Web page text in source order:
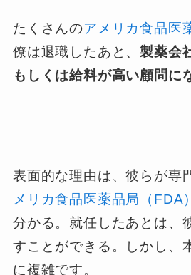
たくさんのアメリカ食品医
僚は退職したあと、製薬会
もしくは給料が高い顧問に
表面的な理由は、彼らが専
メリカ食品医薬品局（FDA
分かる。就任したあとは、
すことができる。しかし、
に複雑です。